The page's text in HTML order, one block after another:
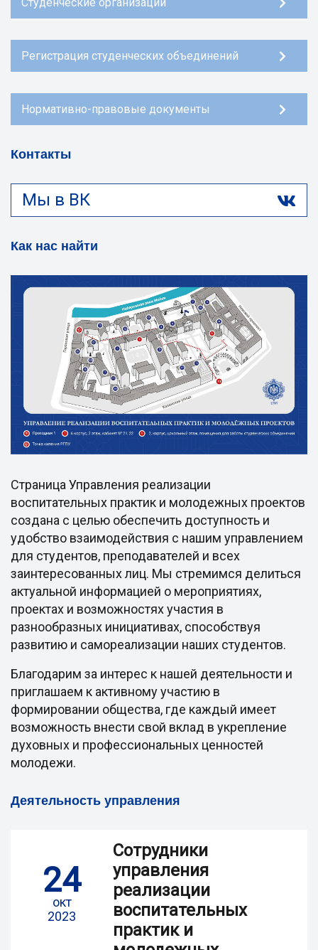
Регистрация студенческих объединений
Нормативно-правовые документы
Контакты
Мы в ВК
Как нас найти
Страница Управления реализации
воспитательных практик и молодежных проектов
создана с целью обеспечить доступность и
удобство взаимодействия с нашим управлением
для студентов, преподавателей и всех
заинтересованных лиц. Мы стремимся делиться
актуальной информацией о мероприятиях,
проектах и возможностях участия в
разнообразных инициативах, способствуя
развитию и самореализации наших студентов.
Благодарим за интерес к нашей деятельности и
приглашаем к активному участию в
формировании общества, где каждый имеет
возможность внести свой вклад в укрепление
духовных и профессиональных ценностей
молодежи.
Деятельность управления
24
окт
2023
Сотрудники
управления
реализации
воспитательных
практик и